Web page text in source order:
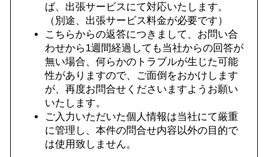
ば、出張サービスにて対応いたします。
（別途、出張サービス料金が必要です）
こちらからの返答につきまして、お問い合
わせから1週間経過しても当社からの回答が
無い場合、何らかのトラブルが生じた可能
性がありますので、ご面倒をおかけします
が、再度お問合せくださいますようお願い
いたします。
ご入力いただいた個人情報は当社にて厳重
に管理し、本件の問合せ内容以外の目的で
は使用致しません。